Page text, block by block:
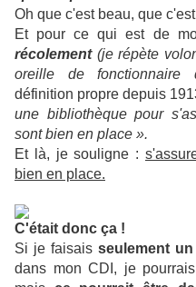
Oh que c'est beau, que
Et pour ce qui est de
récolement (je répète
oreille de fonctionnaire
définition propre depuis
une bibliothèque pour
sont bien en place ».
Et là, je souligne :
bien en place.
C'était donc ça !
Si je faisais seulement
dans mon CDI, je